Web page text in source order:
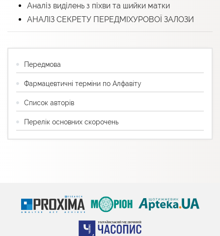
Аналіз виділень з піхви та шийки матки
АНАЛІЗ СЕКРЕТУ ПЕРЕДМІХУРОВОЇ ЗАЛОЗИ
Передмова
Фармацевтичні терміни по Алфавіту
Список авторів
Перелік основних скорочень